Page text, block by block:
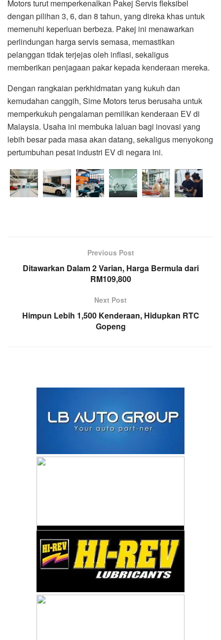
Motors turut memperkenalkan Pakej Servis fleksibel
dengan pilihan 3, 6, dan 8 tahun, yang direka khas untuk
memenuhi keperluan berbeza. Pakej ini menawarkan
perlindungan harga servis semasa, memastikan
pelanggan tidak terjejas oleh inflasi, sekaligus
memberikan penjagaan pakar kepada kenderaan mereka.
Dengan rangkaian perkhidmatan yang kukuh dan
kemudahan canggih, Sime Motors terus berusaha untuk
memperkukuh pengalaman pemilikan kenderaan EV di
Malaysia. Usaha ini membuka laluan bagi inovasi yang
lebih besar pada masa akan datang, sekaligus menyokong
pertumbuhan pesat industri EV di negara ini.
Previous Post
Ditawarkan Dalam 2 Varian, Harga Bermula dari
RM109,800
Next Post
Himpun Lebih 1,500 Kenderaan, Hidupkan RTC
Gopeng